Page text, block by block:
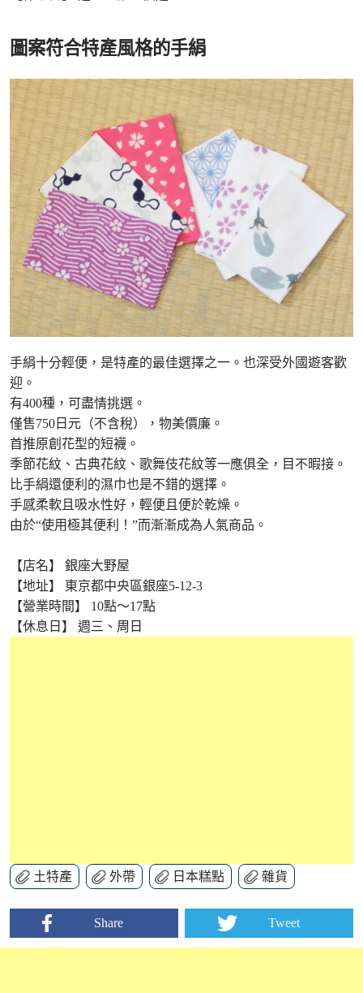
圖案符合特產風格的手絹
手絹十分輕便，是特產的最佳選擇之一。也深受外國遊客歡
迎。
有400種，可盡情挑選。
僅售750日元（不含稅），物美價廉。
首推原創花型的短襪。
季節花紋、古典花紋、歌舞伎花紋等一應俱全，目不暇接。
比手絹還便利的濕巾也是不錯的選擇。
手感柔軟且吸水性好，輕便且便於乾燥。
由於“使用極其便利！”而漸漸成為人氣商品。
【店名】 銀座大野屋
【地址】 東京都中央區銀座5-12-3
【營業時間】 10點～17點
【休息日】 週三、周日
土特產 外帶 日本糕點 雜貨
Share Tweet